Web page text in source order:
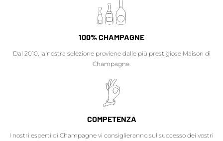
100% CHAMPAGNE
Dal 2010, la nostra selezione proviene dalle più prestigiose Maison di
Champagne.
COMPETENZA
I nostri esperti di Champagne vi consiglieranno sul successo dei vostri